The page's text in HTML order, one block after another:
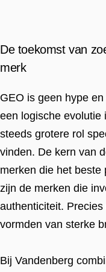
De toekomst van
merk
GEO is geen hype
een logische evolutie
steeds grotere rol
vinden. De kern van
merken die het beste
zijn de merken die
authenticiteit.
vormden van sterke
Bij Vandenberg